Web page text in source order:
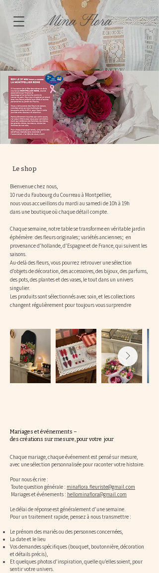
Le shop
Bienvenue chez nous,
10 rue du Faubourg du Courreau à Montpellier,
nous vous accueillons du mardi au samedi de 10h à 19h
dans une boutique où chaque détail compte.
Chaque semaine, notre table se transforme en véritable jardin
éphémère: des fleurs originales; variétés anciennes; en
provenance d’hollande, d’Espagne et de France, qui suivent les
saisons.
Au-delà des fleurs, vous pourrez retrouver une sélection
d’objets de décoration, des accessoires, des bijoux, des parfums,
des pots, des plantes et des vases, le tout dans un univers
singulier.
Les produits sont sélectionnés avec soin, et les collections
changent régulièrement pour toujours vous surprendre
Mariages et événements –
des créations sur mesure, pour votre jour
​Chaque mariage, chaque événement est pensé sur mesure,
avec une sélection personnalisée pour raconter votre histoire.
Pour nous écrire :
Toute question générale : minaflora.fleuriste@gmail.com
Mariages et événements : hellominaflora@gmail.com
Le délai de réponse est généralement d’une semaine.
Pour un traitement rapide, pensez à nous transmettre :
Le prénom des mariés ou des personnes concernées,
La date et le lieu
Vos demandes spécifiques (bouquet, boutonnière, décoration
et détails précis),
Et quelques photos d’inspiration, quelle qu’elles soient, pour
sentir votre univers.